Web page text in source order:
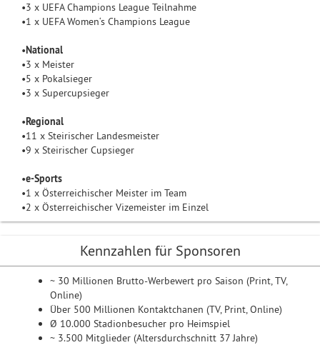
•3 x UEFA Champions League Teilnahme
•1 x UEFA Women‘s Champions League
•National
•3 x Meister
•5 x Pokalsieger
•3 x Supercupsieger
•Regional
•11 x Steirischer Landesmeister
•9 x Steirischer Cupsieger
•e-Sports
•1 x Österreichischer Meister im Team
•2 x Österreichischer Vizemeister im Einzel
Kennzahlen für Sponsoren
~ 30 Millionen Brutto-Werbewert pro Saison (Print, TV,
Online)
Über 500 Millionen Kontaktchanen (TV, Print, Online)
Ø 10.000 Stadionbesucher pro Heimspiel
~ 3.500 Mitglieder (Altersdurchschnitt 37 Jahre)